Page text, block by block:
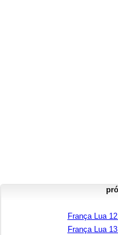
França Lua
França Lua